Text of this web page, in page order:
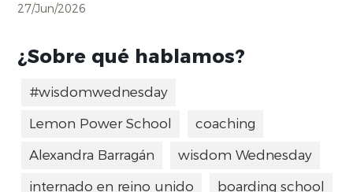
27/Jun/2026
¿Sobre qué hablamos?
#wisdomwednesday
Lemon Power School
coaching
Alexandra Barragán
wisdom Wednesday
internado en reino unido
boarding school